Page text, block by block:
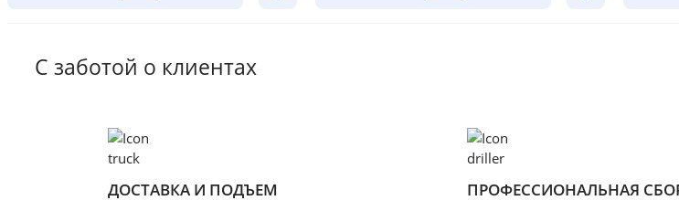
С заботой о клиентах
ДОСТАВКА И ПОДЪЕМ ПРОФЕССИОНАЛЬНАЯ